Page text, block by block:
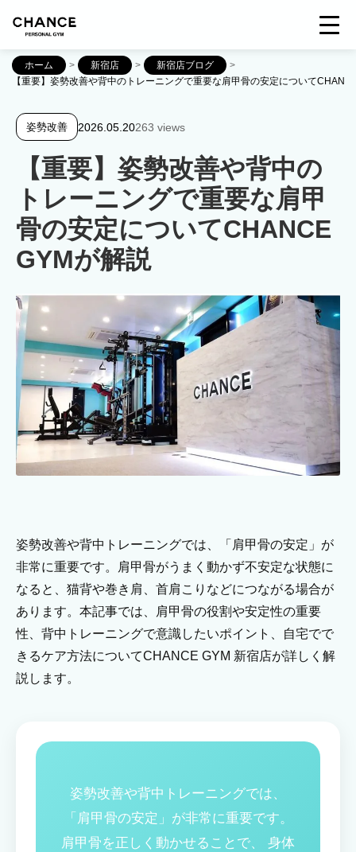
ホーム > 新宿店 > 新宿店ブログ
>
【重要】姿勢改善や背中のトレーニングで重要な肩甲骨の安定について
姿勢改善 2026.05.20263 views
【重要】姿勢改善や背中の
トレーニングで重要な肩甲
骨の安定についてCHANCE
GYMが解説
姿勢改善や背中トレーニングでは、「肩甲骨の安定」が
非常に重要です。肩甲骨がうまく動かず不安定な状態に
なると、猫背や巻き肩、首肩こりなどにつながる場合が
あります。本記事では、肩甲骨の役割や安定性の重要
性、背中トレーニングで意識したいポイント、自宅でで
きるケア方法についてCHANCE GYM 新宿店が詳しく解
説します。
姿勢改善や背中トレーニングでは、
「肩甲骨の安定」が非常に重要です。
肩甲骨を正しく動かせることで、 身体